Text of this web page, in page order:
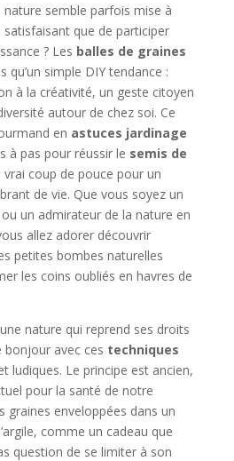
semble parfois mise à
satisfaisant que de participer
? Les balles de graines
qu’un simple DIY tendance :
à la créativité, un geste citoyen
autour de chez soi. Ce
en astuces jardinage
à pas pour réussir le semis de
vrai coup de pouce pour un
de vie. Que vous soyez un
un admirateur de la nature en
allez adorer découvrir
petites bombes naturelles
les coins oubliés en havres de
nature qui reprend ses droits
bonjour avec ces techniques
ludiques. Le principe est ancien,
pour la santé de notre
graines enveloppées dans un
comme un cadeau que
question de se limiter à son